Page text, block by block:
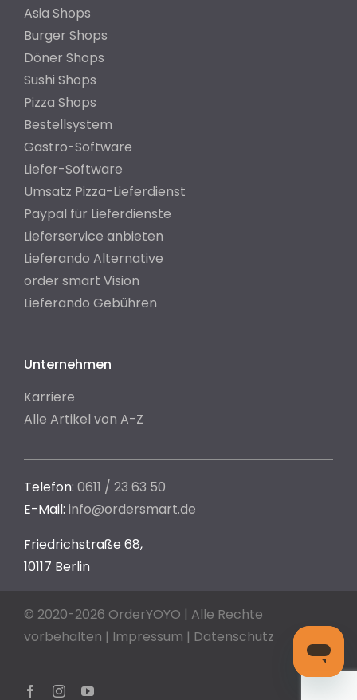
Asia Shops
Burger Shops
Döner Shops
Sushi Shops
Pizza Shops
Bestellsystem
Gastro-Software
Liefer-Software
Umsatz Pizza-Lieferdienst
Paypal für Lieferdienste
Lieferservice anbieten
Lieferando Alternative
order smart Vision
Lieferando Gebühren
Unternehmen
Karriere
Alle Artikel von A-Z
Telefon: 0611 / 23 63 50
E-Mail: info@ordersmart.de
Friedrichstraße 68,
10117 Berlin
© 2020-2026 OrderYOYO | Alle Rechte
vorbehalten | Impressum | Datenschutz